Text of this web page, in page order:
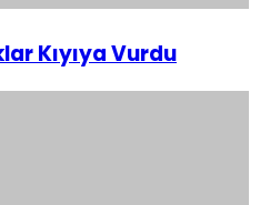
Kıyıya Vurdu